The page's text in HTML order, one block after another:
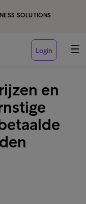
SOLUTIONS
Login
en